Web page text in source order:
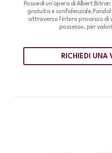
Possiedi un'opera di Albert
gratuita e confidenziale.
attraverso l'intero processo di
possesso, per
RICHIEDI UNA